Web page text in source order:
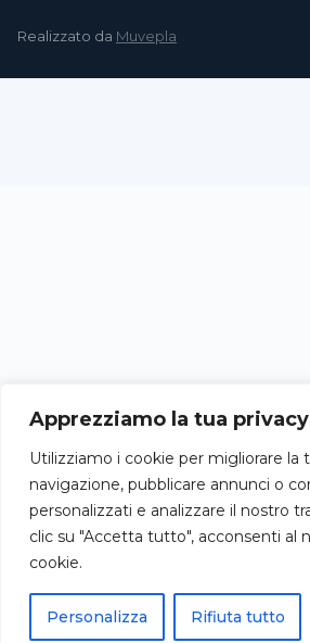
Apprezziamo la tua privacy
Utilizziamo i cookie per migliorare la
navigazione, pubblicare annunci o
personalizzati e analizzare il nostro
clic su "Accetta tutto", acconsenti al
cookie.
Personalizza Rifiuta tutto
Realizzato da Muvepla